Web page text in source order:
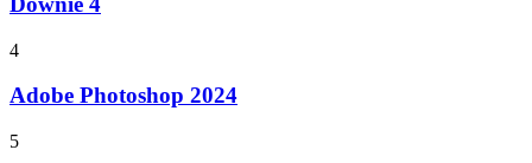
4
Adobe Photoshop 2024
5